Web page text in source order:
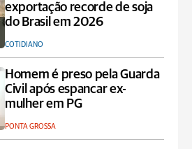
exportação recorde de soja
do Brasil em 2026
COTIDIANO
Homem é preso pela Guarda
Civil após espancar ex-
mulher em PG
PONTA GROSSA